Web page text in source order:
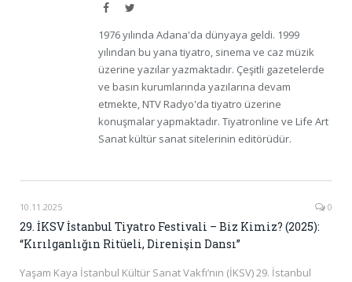
FacebookTwitter
1976 yılında Adana'da dünyaya geldi. 1999
yılından bu yana tiyatro, sinema ve caz müzik
üzerine yazılar yazmaktadır. Çeşitli gazetelerde
ve basın kurumlarında yazılarına devam
etmekte, NTV Radyo'da tiyatro üzerine
konuşmalar yapmaktadır. Tiyatronline ve Life Art
Sanat kültür sanat sitelerinin editörüdür.
10.11.2025 0
29. İKSV İstanbul Tiyatro Festivali – Biz Kimiz? (2025):
“Kırılganlığın Ritüeli, Direnişin Dansı”
Yaşam Kaya İstanbul Kültür Sanat Vakfı’nın (İKSV) 29. İstanbul